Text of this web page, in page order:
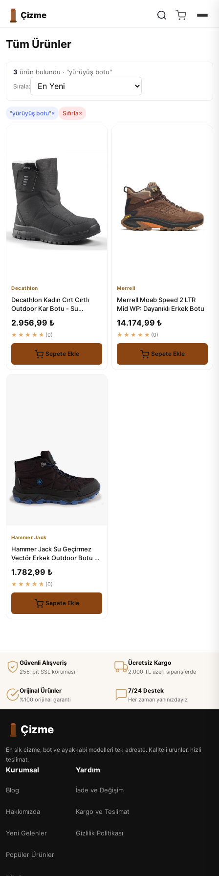
Çizme
Tüm Ürünler
3 ürün bulundu · "yürüyüş botu"
Sırala:
"yürüyüş botu"× Sıfırla×
Decathlon
Decathlon Kadın Cırt Cırtlı
Outdoor Kar Botu - Su
2.956,99 ₺
★★★★★ (0)
Sepete Ekle
Merrell
Merrell Moab Speed 2 LTR
Mid WP: Dayanıklı Erkek Botu
14.174,99 ₺
★★★★★ (0)
Sepete Ekle
Hammer Jack
Hammer Jack Su Geçirmez
Vectör Erkek Outdoor Botu -
1.782,99 ₺
★★★★★ (0)
Sepete Ekle
Güvenli Alışveriş
256-bit SSL koruması
Ücretsiz Kargo
2.000 TL üzeri siparişlerde
Orijinal Ürünler
%100 orijinal garanti
7/24 Destek
Her zaman yanınızdayız
Çizme
En sik cizme, bot ve ayakkabi modelleri tek adreste. Kaliteli urunler, hizli
teslimat.
Kurumsal
Blog
Hakkımızda
Yeni Gelenler
Popüler Ürünler
Yardım
İade ve Değişim
Kargo ve Teslimat
Gizlilik Politikası